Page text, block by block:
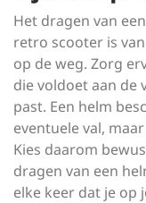
Het dragen van
retro scooter is
op de weg. Zorg
die voldoet aan de
past. Een helm
eventuele val,
Kies daarom
dragen van een
elke keer dat je op